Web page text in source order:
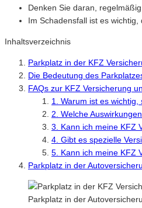
Denken Sie daran,
Im Schadensfall ist es
Inhaltsverzeichnis
Parkplatz in der KFZ
Die Bedeutung des
FAQs zur KFZ Versicherung
1. Warum ist es
2. Welche
3. Kann ich meine KFZ
4. Gibt es spezielle
5. Kann ich meine KFZ
Parkplatz in der
Parkplatz in der